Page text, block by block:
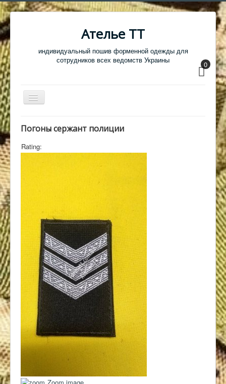
Ателье ТТ
индивидуальный пошив форменной одежды для
сотрудников всех ведомств Украины
0
Перемикач
навігації
Кабинет
Контакты
Погоны сержант полиции
Rating: